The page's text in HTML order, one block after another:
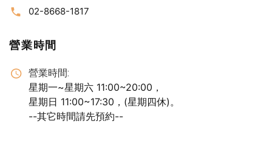
02-8668-1817
營業時間
營業時間:
星期一~星期六 11:00~20:00，
星期日 11:00~17:30，(星期四休)。
--其它時間請先預約--